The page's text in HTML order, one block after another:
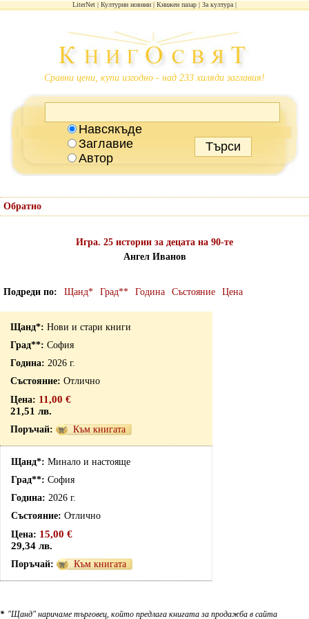
LiterNet Културни новини Книжен пазар За култура
Сравни цени, купи изгодно - над 233 хиляди заглавия!
Навсякъде
Заглавие
Автор
Обратно
Игра. 25 истории за децата на 90-те
Ангел Иванов
Подреди по Щанд* Град** Година Състояние Цена
Нови и стари книги
София
2026 г.
Отлично
11,00 €
21,51 лв.
Към книгата
Минало и настояще
София
2026 г.
Отлично
15,00 €
29,34 лв.
Към книгата
* "Щанд" наричаме търговец, който предлага книгата за продажба в сайта